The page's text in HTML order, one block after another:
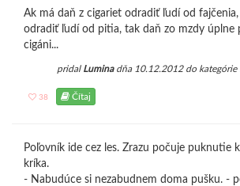
Ak má daň z cigariet odradiť ľudí od
odradiť ľudí od pitia, tak daň zo mzdy úplne
cigáni...
pridal Luminadňa 10.12.2012 do kategórie
38 Čítaj
Poľovník ide cez les. Zrazu počuje puknutie
kríka.
- Nabudúce si nezabudnem doma pušku. -